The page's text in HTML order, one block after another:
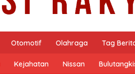
Otomotif Olahraga Tag
Kejahatan Nissan